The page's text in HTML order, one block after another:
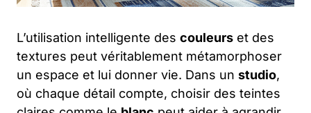
L’utilisation intelligente des couleurs et des
textures peut véritablement métamorphoser
un espace et lui donner vie. Dans un studio,
où chaque détail compte, choisir des teintes